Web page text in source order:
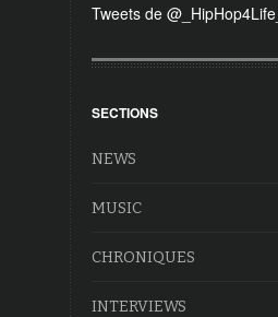
Tweets de @_HipHop4Life_
SECTIONS
NEWS
MUSIC
CHRONIQUES
INTERVIEWS